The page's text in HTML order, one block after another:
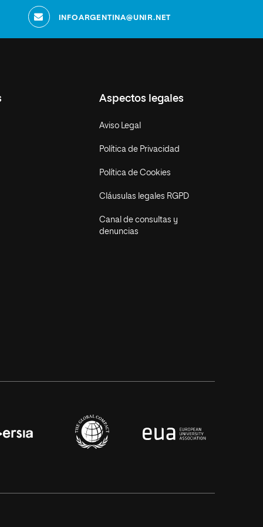
INFOARGENTINA@UNIR.NET
Aspectos legales
Aviso Legal
Política de Privacidad
Política de Cookies
Cláusulas legales RGPD
Canal de consultas y
denuncias